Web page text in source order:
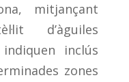
mitjançant
d’àguiles
inclús
zones